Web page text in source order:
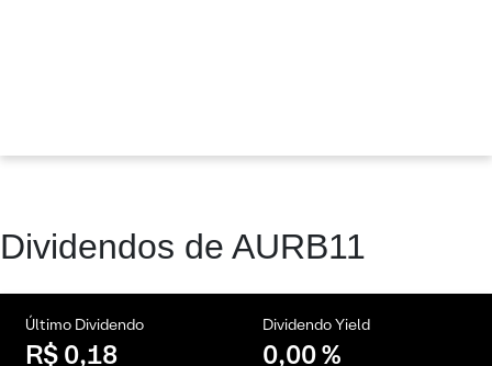
Dividendos de AURB11
Último Dividendo
R$ 0,18
Dividendo Yield
0,00 %